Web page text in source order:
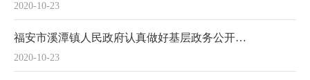
2020-10-23
2020-10-23
福安市溪潭镇人民政府认真做好基层政务公开事项标准目录编制工作